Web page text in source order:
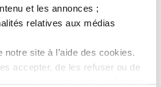
et les annonces ;​
relatives aux médias
site à l’aide des cookies.​
accepter, de les refuser ou de
vous pourrez également
概念。我们的一些产品和包装
多产品装入卡车。这减少了道路
二氧化碳排放量。